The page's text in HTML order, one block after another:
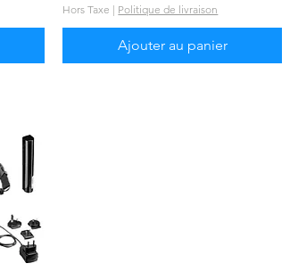
Hors Taxe | Politique de livraison
Ajouter au panier